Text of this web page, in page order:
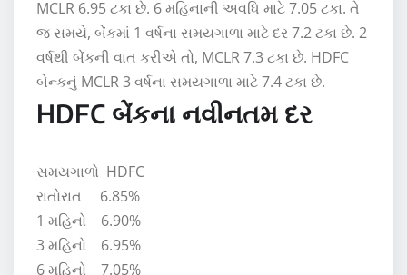
MCLR 6.95 ટકા છે. 6 મહિનાની અવધિ માટે 7.05 ટકા. તે
જ સમયે, બેંકમાં 1 વર્ષના સમયગાળા માટે દર 7.2 ટકા છે. 2
વર્ષથી બેંકની વાત કરીએ તો, MCLR 7.3 ટકા છે. HDFC
બેન્કનું MCLR 3 વર્ષના સમયગાળા માટે 7.4 ટકા છે.
HDFC બેંકના નવીનતમ દર
સમયગાળો HDFC
રાતોરાત 6.85%
1 મહિનો 6.90%
3 મહિનો 6.95%
6 મહિનો 7.05%